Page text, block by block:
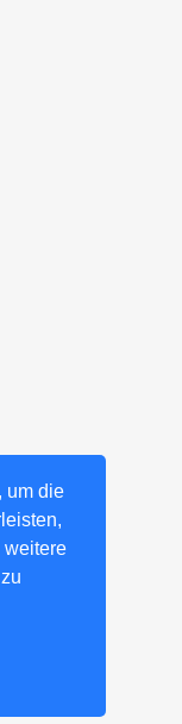
um die
weitere